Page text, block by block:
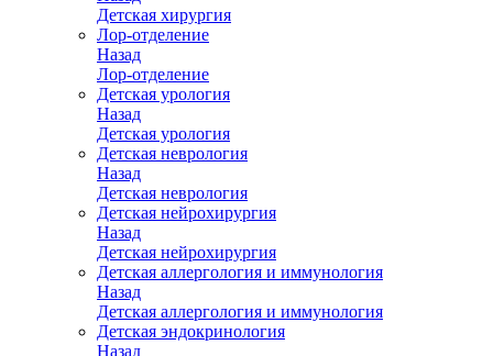
Детская хирургия
Лор-отделение
Назад
Лор-отделение
Детская урология
Назад
Детская урология
Детская неврология
Назад
Детская неврология
Детская нейрохирургия
Назад
Детская нейрохирургия
Детская аллергология и иммунология
Назад
Детская аллергология и иммунология
Детская эндокринология
Назад